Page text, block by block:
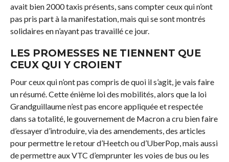
avait bien 2000 taxis présents, sans compter ceux qui n’ont
pas pris part à la manifestation, mais qui se sont montrés
solidaires en n’ayant pas travaillé ce jour.
LES PROMESSES NE TIENNENT QUE
CEUX QUI Y CROIENT
Pour ceux qui n’ont pas compris de quoi il s’agit, je vais faire
un résumé. Cette énième loi des mobilités, alors que la loi
Grandguillaume n’est pas encore appliquée et respectée
dans sa totalité, le gouvernement de Macron a cru bien faire
d’essayer d’introduire, via des amendements, des articles
pour permettre le retour d’Heetch ou d’UberPop, mais aussi
de permettre aux VTC d’emprunter les voies de bus ou les